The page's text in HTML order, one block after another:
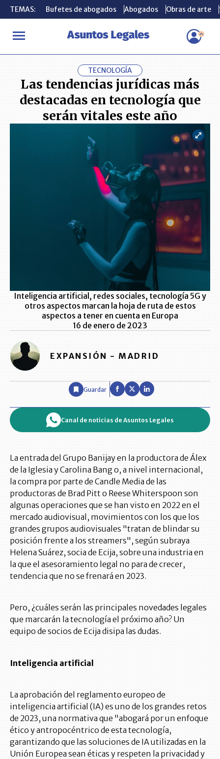
TEMAS: Bufetes de abogados Abogados Obras de arte
INICIO ACTUALIDAD Las tendencias jurídicas más destacadas
TEMAS: Bufetes de abogados Abogados Obras de arte
TECNOLOGÍA
Las tendencias jurídicas más
destacadas en tecnología que
serán vitales este año
Inteligencia artificial, redes sociales, tecnología 5G y
otros aspectos marcan la hoja de ruta de estos
aspectos a tener en cuenta en Europa
16 de enero de 2023
EXPANSIÓN - MADRID
Guardar
Canal de noticias de Asuntos Legales
La entrada del Grupo Banijay en la productora de Álex
de la Iglesia y Carolina Bang o, a nivel internacional,
la compra por parte de Candle Media de las
productoras de Brad Pitt o Reese Whiterspoon son
algunas operaciones que se han visto en 2022 en el
mercado audiovisual, movimientos con los que los
grandes grupos audiovisuales "tratan de blindar su
posición frente a los streamers", según subraya
Helena Suárez, socia de Ecija, sobre una industria en
la que el asesoramiento legal no para de crecer,
tendencia que no se frenará en 2023.
Pero, ¿cuáles serán las principales novedades legales
que marcarán la tecnología el próximo año? Un
equipo de socios de Ecija disipa las dudas.
Inteligencia artificial
La aprobación del reglamento europeo de
inteligencia artificial (IA) es uno de los grandes retos
de 2023, una normativa que "abogará por un enfoque
ético y antropocéntrico de esta tecnología,
garantizando que las soluciones de IA utilizadas en la
Unión Europea sean éticas y respeten la privacidad y